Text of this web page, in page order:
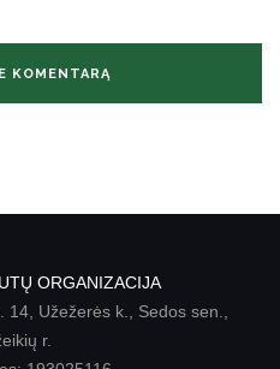
ORGANIZACIJA
Užežerės k., Sedos sen.,
r.